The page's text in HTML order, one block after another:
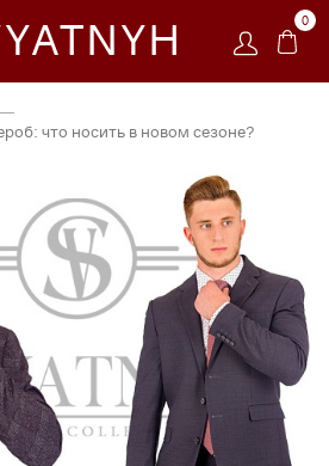
0
—
что носить в новом сезоне?